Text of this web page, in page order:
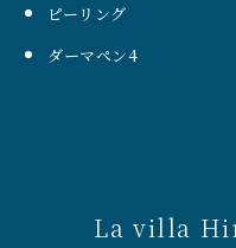
ピーリング
ダーマペン4
La villa